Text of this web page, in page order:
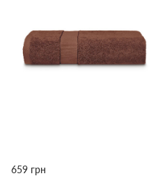
659 грн